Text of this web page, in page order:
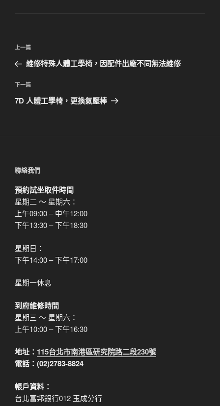
文
導
覽
上
一
文
章
上一篇
維修特殊人體工學椅，因配件出廠不同無法維修
下
一
下一篇
7D 人體工學椅，更換氣壓棒
聯絡我們
預約試坐取件時間
星期二 ～ 星期六：
上午09:00 – 中午12:00
下午13:30 – 下午18:30
星期日：
下午14:00 – 下午17:00
星期一休息
到府維修時間
星期三 ～ 星期六：
上午10:00 – 下午16:30
地址： 115台北市南港區研究院路二段230號
電話：(02)2783-8824
帳戶資料：
台北富邦銀行012 玉成分行